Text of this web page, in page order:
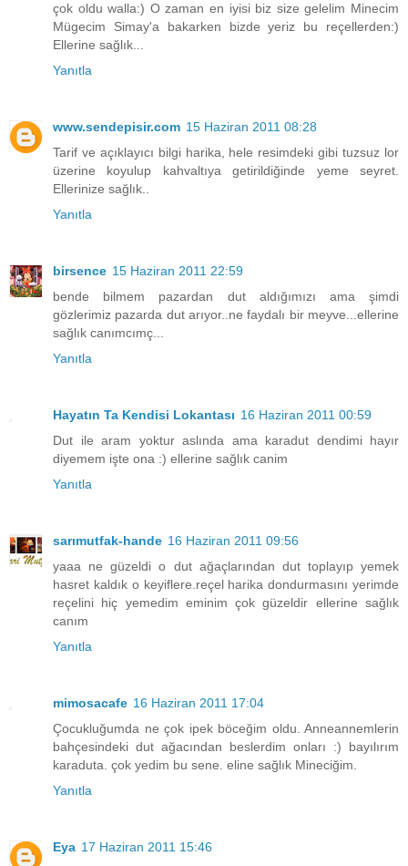
çok oldu walla:) O zaman en iyisi biz size gelelim Minecim
Mügecim Simay'a bakarken bizde yeriz bu reçellerden:)
Ellerine sağlık...
Yanıtla
www.sendepisir.com 15 Haziran 2011 08:28
Tarif ve açıklayıcı bilgi harika, hele resimdeki gibi tuzsuz lor
üzerine koyulup kahvaltıya getirildiğinde yeme seyret.
Ellerinize sağlık..
Yanıtla
birsence 15 Haziran 2011 22:59
bende bilmem pazardan dut aldığımızı ama şimdi
gözlerimiz pazarda dut arıyor..ne faydalı bir meyve...ellerine
sağlık canımcımç...
Yanıtla
Hayatın Ta Kendisi Lokantası 16 Haziran 2011 00:59
Dut ile aram yoktur aslında ama karadut dendimi hayır
diyemem işte ona :) ellerine sağlık canim
Yanıtla
sarımutfak-hande 16 Haziran 2011 09:56
yaaa ne güzeldi o dut ağaçlarından dut toplayıp yemek
hasret kaldık o keyiflere.reçel harika dondurmasını yerimde
reçelini hiç yemedim eminim çok güzeldir ellerine sağlık
canım
Yanıtla
mimosacafe 16 Haziran 2011 17:04
Çocukluğumda ne çok ipek böceğim oldu. Anneannemlerin
bahçesindeki dut ağacından beslerdim onları :) bayılırım
karaduta. çok yedim bu sene. eline sağlık Mineciğim.
Yanıtla
Eya 17 Haziran 2011 15:46